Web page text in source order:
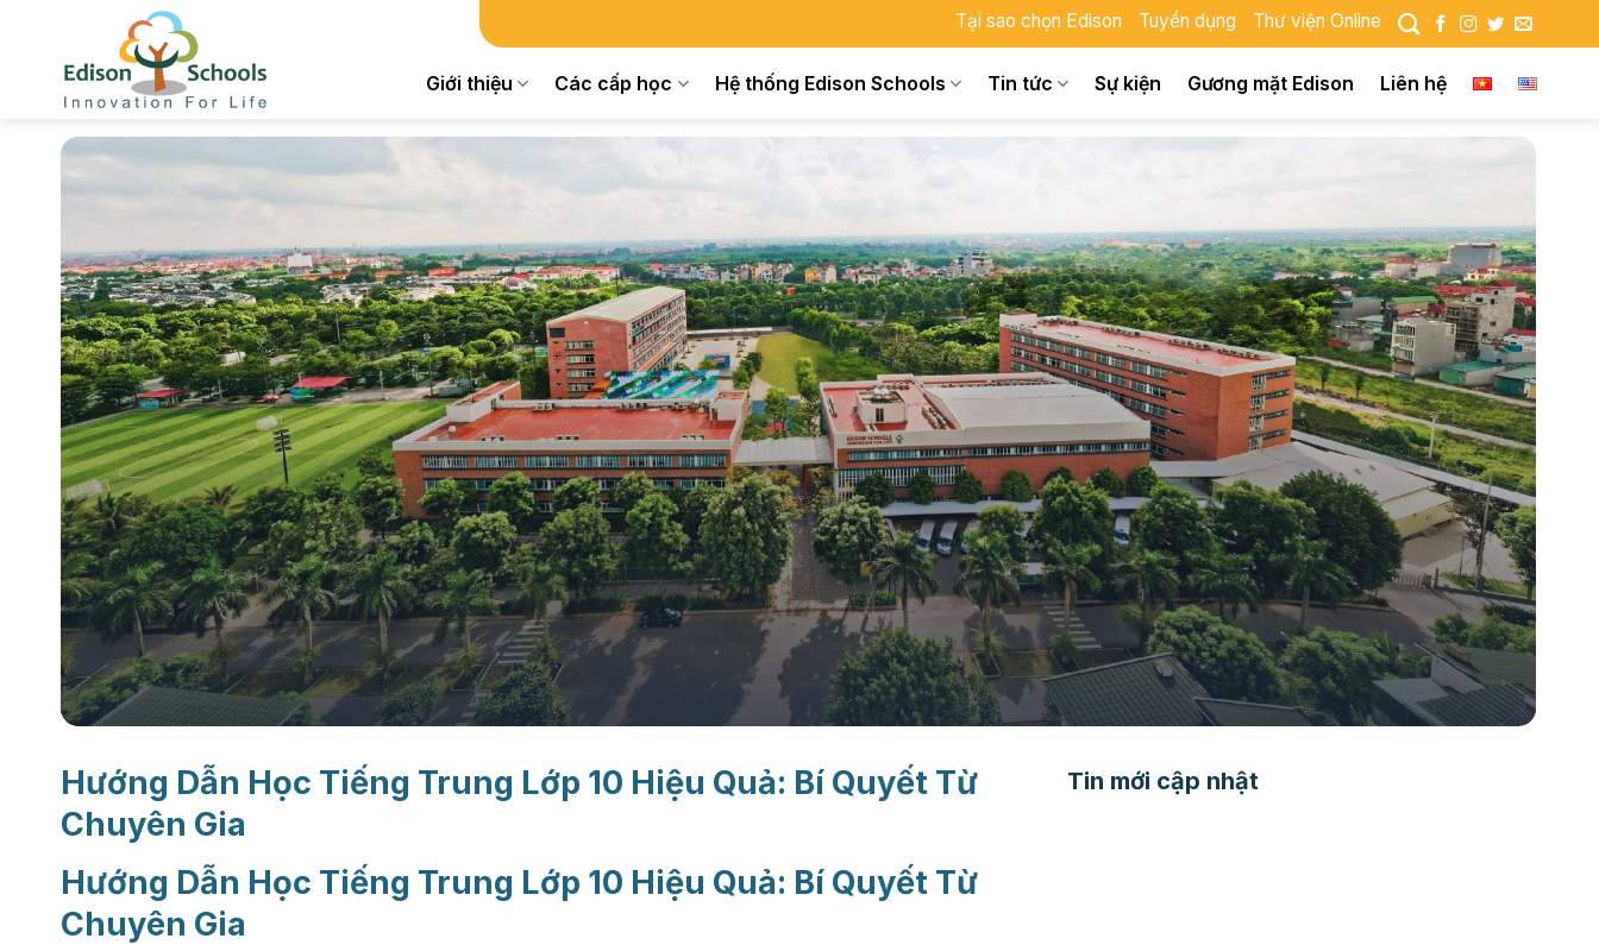
Tại sao chọn Edison Tuyển dụng Thư viện Online
Giới thiệu Các cấp học Hệ thống Edison Schools Tin tức Sự kiện Gương mặt Edison Liên hệ
Hướng Dẫn Học Tiếng Trung Lớp 10 Hiệu Quả: Bí Quyết Từ
Chuyên Gia
Hướng Dẫn Học Tiếng Trung Lớp 10 Hiệu Quả: Bí Quyết Từ
Chuyên Gia
Tin mới cập nhật